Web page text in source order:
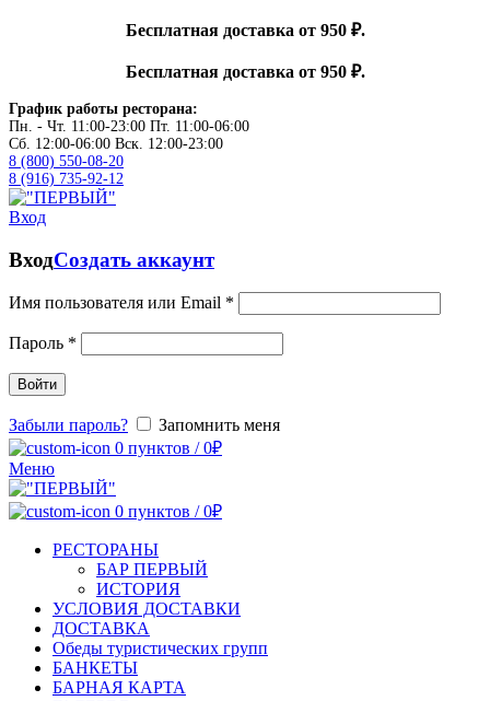
Бесплатная доставка от 950 ₽.
Бесплатная доставка от 950 ₽.
График работы ресторана:
Пн. - Чт. 11:00-23:00 Пт. 11:00-06:00
Сб. 12:00-06:00 Вск. 12:00-23:00
8 (800) 550-08-20
8 (916) 735-92-12
Вход
ВходСоздать аккаунт
Имя пользователя или Email *
Пароль *
Войти
Забыли пароль?
Запомнить меня
0 пунктов / 0₽
Меню
0 пунктов / 0₽
РЕСТОРАНЫ
БАР ПЕРВЫЙ
ИСТОРИЯ
УСЛОВИЯ ДОСТАВКИ
ДОСТАВКА
Обеды туристических групп
БАНКЕТЫ
БАРНАЯ КАРТА